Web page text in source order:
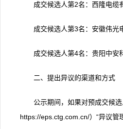
成交候选人第2名：西隆电缆
成交候选人第3名：安徽伟光
成交候选人第4名：贵阳中安
二、提出异议的渠道和方式
公示期间，如果对预成交候
https://eps.ctg.com.cn/）“异议管